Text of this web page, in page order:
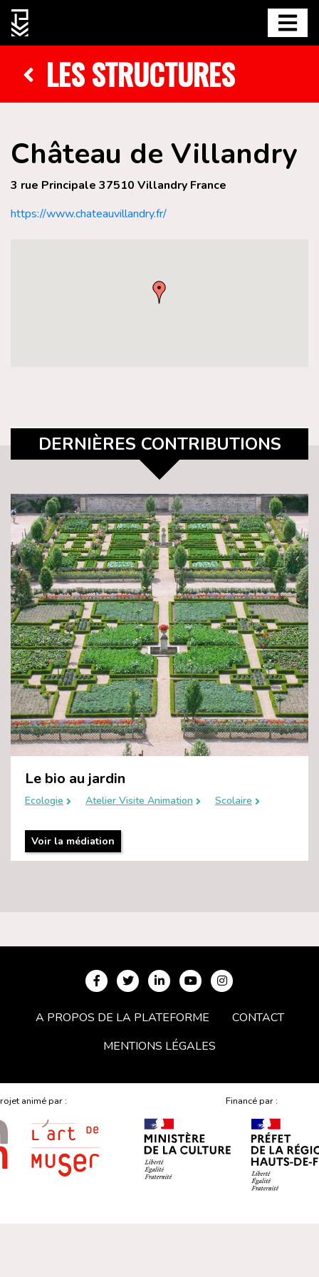
LES STRUCTURES
Château de Villandry
3 rue Principale 37510 Villandry France
https://www.chateauvillandry.fr/
DERNIÈRES CONTRIBUTIONS
Le bio au jardin
Ecologie Atelier Visite Animation Scolaire
Voir la médiation
A PROPOS DE LA PLATEFORME
CONTACT
MENTIONS LÉGALES
animé par : Financé par :